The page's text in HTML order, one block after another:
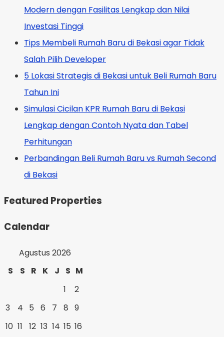
Modern dengan Fasilitas Lengkap dan Nilai
Investasi Tinggi
Tips Membeli Rumah Baru di Bekasi agar Tidak
Salah Pilih Developer
5 Lokasi Strategis di Bekasi untuk Beli Rumah Baru
Tahun Ini
Simulasi Cicilan KPR Rumah Baru di Bekasi
Lengkap dengan Contoh Nyata dan Tabel
Perhitungan
Perbandingan Beli Rumah Baru vs Rumah Second
di Bekasi
Featured Properties
Calendar
Agustus 2026
S
S R K J S M
1
2
3
4 5 6 7 8 9
10 11 12 13 14 15 16